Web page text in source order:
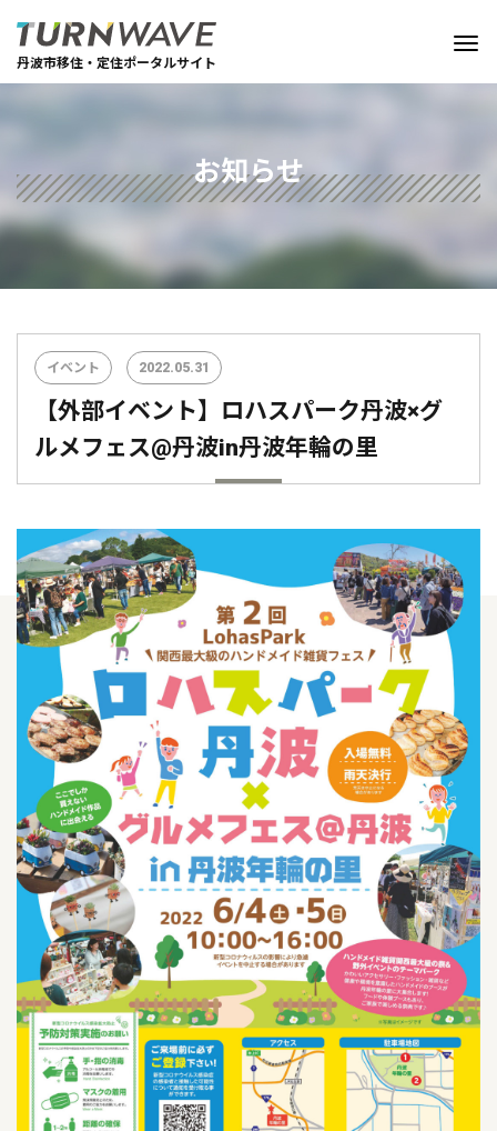
丹波市移住・定住ポータルサイト
お知らせ
イベント 2022.05.31
【外部イベント】ロハスパーク丹波×グ
ルメフェス@丹波in丹波年輪の里